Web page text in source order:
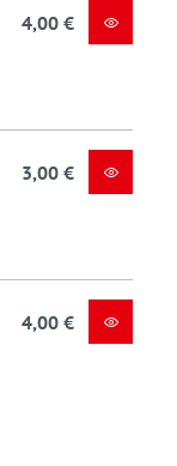
4,00 €
3,00 €
4,00 €